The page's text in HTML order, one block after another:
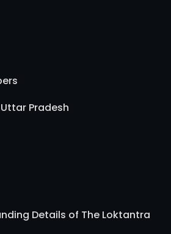
Pradesh
Details of The Loktantra